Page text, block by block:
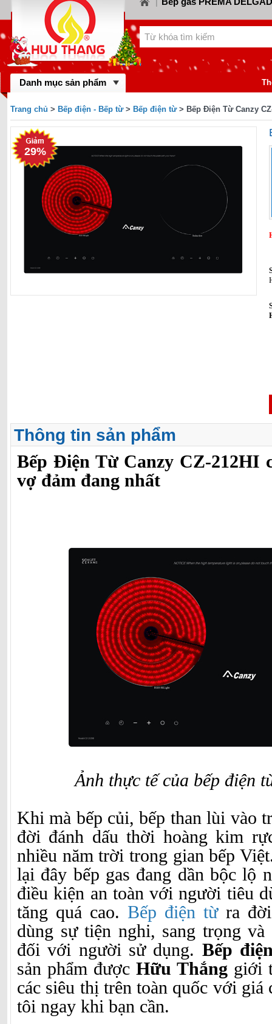
LORCA | Bếp gas CANZY |
KIWA | Bếp gas FABER
BINOVA Bếp gas MASTER
Bếp gas
BLUESTAR | Bếp gas
Danh mục sản phẩm
Trang chủ > Bếp điện - Bếp từ> Bếp điện từ> Bếp Điện Từ Canzy
29%
Thông tin sản phẩm
Bếp Điện Từ Canzy CZ-212HI
vợ đảm đang nhất
Ảnh thực tế của bếp điện
Khi mà bếp củi, bếp than lùi vào
đời đánh dấu thời hoàng kim
nhiều năm trời trong gian bếp
lại đây bếp gas đang dần bộc lộ
điều kiện an toàn với người tiêu
tăng quá cao. Bếp điện từra đời
dùng sự tiện nghi, sang trọng
đối với người sử dụng. Bếp
sản phẩm được Hữu Thắng giới
các siêu thị trên toàn quốc với giá
tôi ngay khi bạn cần.